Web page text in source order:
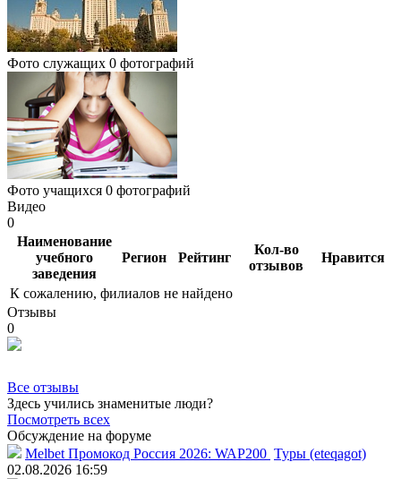
Фото служащих 0 фотографий
Фото учащихся 0 фотографий
Видео
0
Наименование
учебного
заведения
Регион Рейтинг
Кол-во
отзывов
Нравится
К сожалению, филиалов не найдено
Отзывы
0
Все отзывы
Здесь учились знаменитые люди?
Посмотреть всех
Обсуждение на форуме
Melbet Промокод Россия 2026: WAP200 Туры (eteqagot)
02.08.2026 16:59